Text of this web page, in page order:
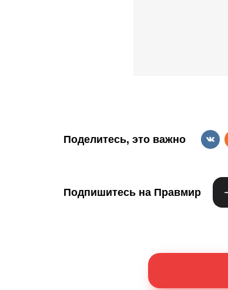
Поделитесь, это важно
Подпишитесь на Правмир